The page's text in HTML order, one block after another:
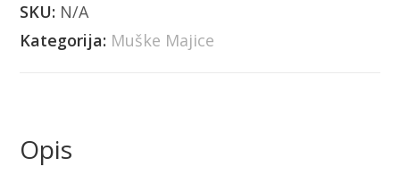
SKU: N/A
Kategorija: Muške Majice
Opis